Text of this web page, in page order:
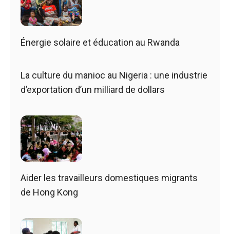
Énergie solaire et éducation au Rwanda
La culture du manioc au Nigeria : une industrie
d’exportation d’un milliard de dollars
Aider les travailleurs domestiques migrants
de Hong Kong